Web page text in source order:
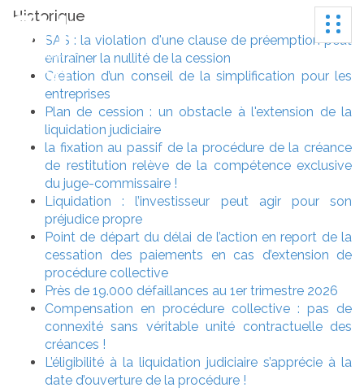
Historique
SAS : la violation d'une clause de préemption peut
entraîner la nullité de la cession
Création d’un conseil de la simplification pour les
entreprises
Plan de cession : un obstacle à l'extension de la
liquidation judiciaire
la fixation au passif de la procédure de la créance
de restitution relève de la compétence exclusive
du juge-commissaire !
Liquidation : l’investisseur peut agir pour son
préjudice propre
Point de départ du délai de l’action en report de la
cessation des paiements en cas d’extension de
procédure collective
Près de 19.000 défaillances au 1er trimestre 2026
Compensation en procédure collective : pas de
connexité sans véritable unité contractuelle des
créances !
L’éligibilité à la liquidation judiciaire s’apprécie à la
date d’ouverture de la procédure !